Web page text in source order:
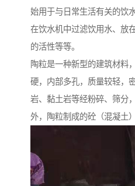
始用于与日常生活有关的饮
在饮水机中过滤饮用水、放
的活性等等。
陶粒是一种新型的建筑材料
硬，内部多孔，质量较轻，
岩、黏土岩等经粉碎、筛分
外，陶粒制成的砼（混凝土